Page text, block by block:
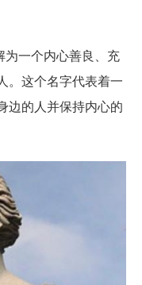
为一个内心善良、充
。这个名字代表着一
边的人并保持内心的